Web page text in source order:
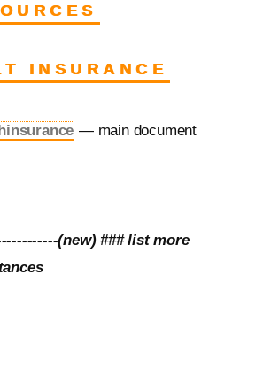
INSURANCE
— main document
(new) ### list more